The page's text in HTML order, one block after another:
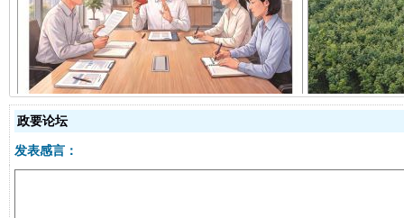
揭开“小金库”的免责幌子
政要论坛
发表感言：